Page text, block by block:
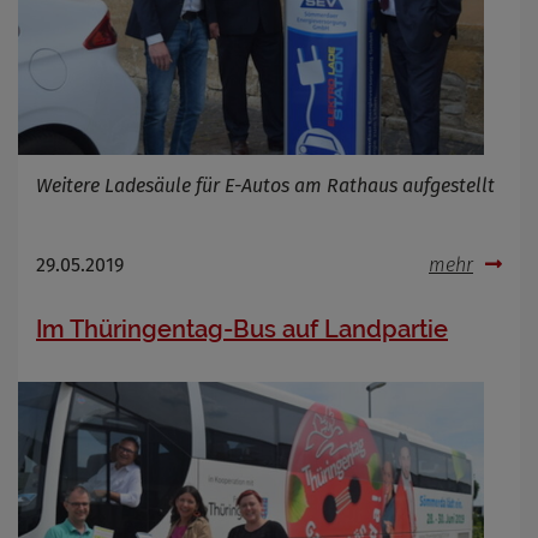
Weitere Ladesäule für E-Autos am Rathaus aufgestellt
29.05.2019 mehr
Im Thüringentag-Bus auf Landpartie